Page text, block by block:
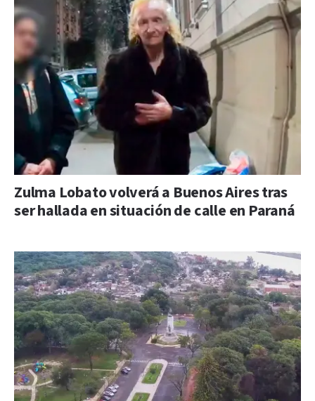
Zulma Lobato volverá a Buenos Aires tras
ser hallada en situación de calle en Paraná